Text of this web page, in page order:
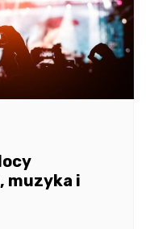
muzyka i